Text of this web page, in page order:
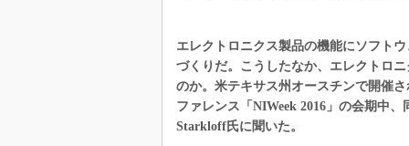
リタイ
学漂流記
世界を
踊るバ
エレクトロニクス製品の機能にソフト
づくりだ。こうしたなか、エレクトロ
のか。米テキサス州オースチンで開催
ファレンス「NIWeek 2016」の会期中
Starkloff氏に聞いた。